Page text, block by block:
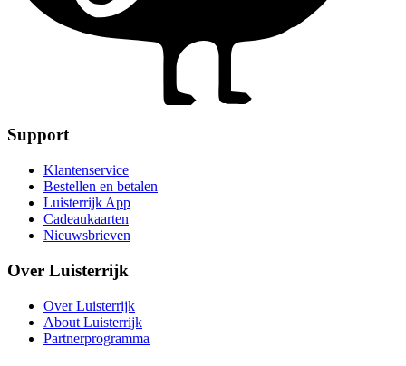
Support
Klantenservice
Bestellen en betalen
Luisterrijk App
Cadeaukaarten
Nieuwsbrieven
Over Luisterrijk
Over Luisterrijk
About Luisterrijk
Partnerprogramma